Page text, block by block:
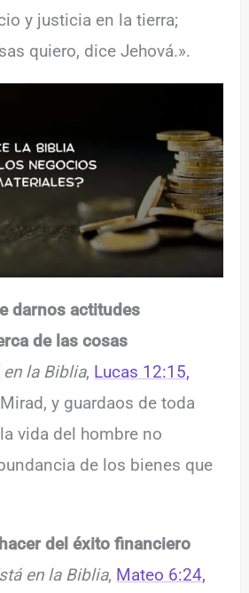
y justicia en la tierra;
quiero, dice Jehová.».
darnos actitudes
de las cosas
en la Biblia, Lucas 12:15,
y guardaos de toda
vida del hombre no
de los bienes que
del éxito financiero
en la Biblia, Mateo 6:24,